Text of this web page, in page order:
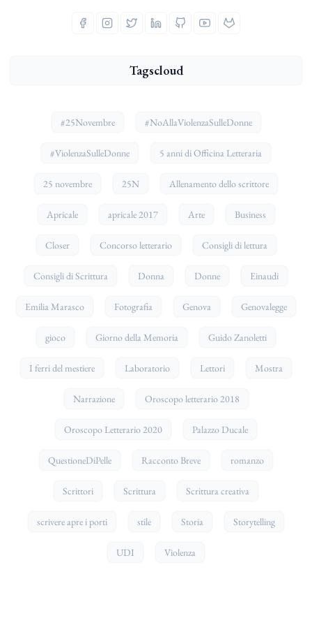
Tagscloud
#25Novembre #NoAllaViolenzaSulleDonne
#ViolenzaSulleDonne 5 anni di Officina Letteraria
25 novembre 25N Allenamento dello scrittore
Apricale apricale 2017 Arte Business
Closer Concorso letterario Consigli di lettura
Consigli di Scrittura Donna Donne Einaudi
Emilia Marasco Fotografia Genova Genovalegge
gioco Giorno della Memoria Guido Zanoletti
I ferri del mestiere Laboratorio Lettori Mostra
Narrazione Oroscopo letterario 2018
Oroscopo Letterario 2020 Palazzo Ducale
QuestioneDiPelle Racconto Breve romanzo
Scrittori Scrittura Scrittura creativa
scrivere apre i porti stile Storia Storytelling
UDI Violenza